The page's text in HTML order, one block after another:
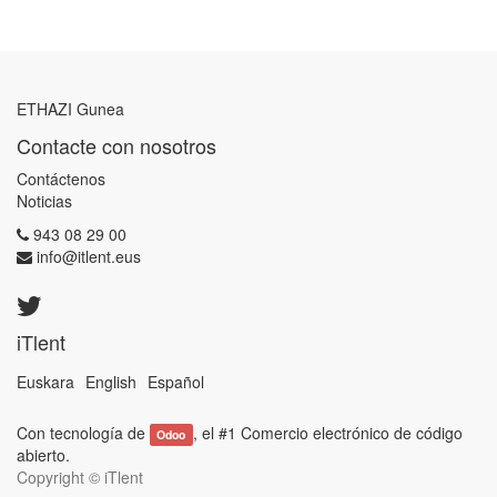
ETHAZI Gunea
Contacte con nosotros
Contáctenos
Noticias
943 08 29 00
info@itlent.eus
iTlent
Euskara English Español
Con tecnología de Odoo , el #1 Comercio electrónico de código
abierto.
Copyright © iTlent